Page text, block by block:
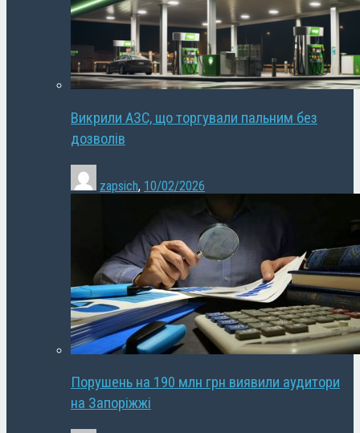
Викрили АЗС, що торгували пальним без
дозволів
zapsich, 10/02/2026
Порушень на 190 млн грн виявили аудитори
на Запоріжжі